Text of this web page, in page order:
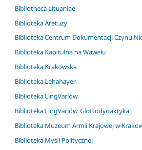
Bibliotheca Lituaniae
Biblioteka Aretuzy
Biblioteka Centrum Dokumentacji Czynu
Biblioteka Kapitulna na Wawelu
Biblioteka Krakowska
Biblioteka Lehahayer
Biblioteka LingVariów
Biblioteka LingVariów. Glottodydaktyka
Biblioteka Muzeum Armii Krajowej w
Biblioteka Myśli Politycznej